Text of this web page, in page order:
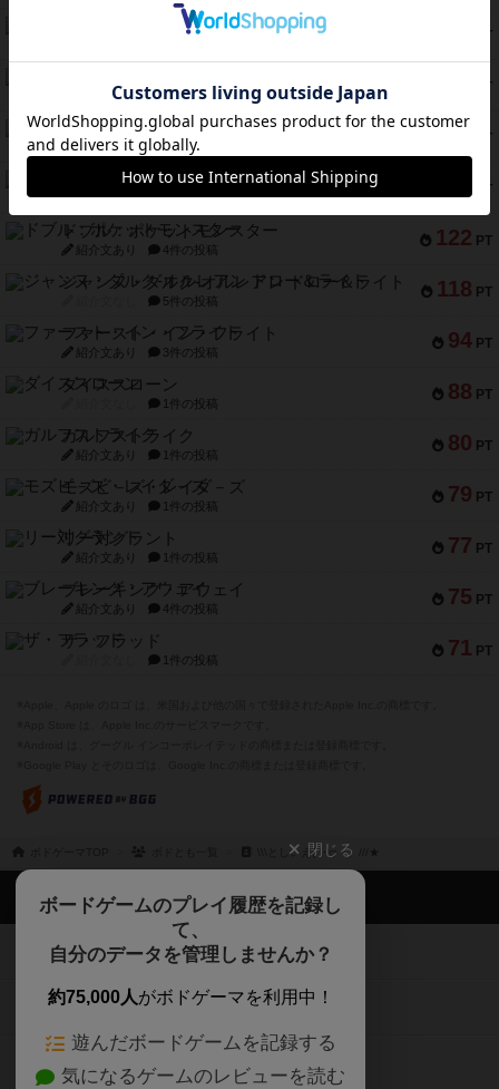
PT
バー！パーティー
PT
紹介文あり 1件の投稿
152 PT
クルティボ
紹介文なし 1件の投稿
PT
ブラヴェスト
紹介文なし 1件の投稿
122 PT
ドブル：ポケットモンスター
紹介文あり 4件の投稿
118 PT
ジャンヌ・ダルク-オルレアン ドロー＆ライト
5件の投稿
94 PT
ファースト・イン・フライト
紹介文あり 3件の投稿
88 PT
ダイススローン
1件の投稿
80 PT
ガルフストライク
紹介文あり 1件の投稿
79 PT
モズビ－ズ・レイダ－ズ
紹介文あり 1件の投稿
77 PT
リー対グラント
紹介文あり 1件の投稿
75 PT
ブレーキング・アウェイ
紹介文あり 4件の投稿
71 PT
ザ・フラッド
1件の投稿
\\\としいえ( ´･ヮ･`）///★
閉じる
ボードゲームのプレイ履歴を記録し
て、
自分のデータを管理しませんか？
約75,000人がボドゲーマを利用中！
遊んだボードゲームを記録する
気になるゲームのレビューを読む
ボドゲーマTOP
ボードゲームを検索する
ボードゲームの新着レビュー
ボードゲーム会情報